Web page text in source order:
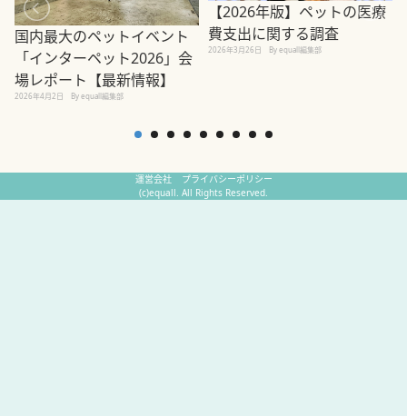
国内最大のペットイベント
「インターペット2026」会
場レポート【最新情報】
2026年4月2日 By equall編集部
【2026年版】ペットの医療
費支出に関する調査
2026年3月26日 By equall編集部
運営会社
プライバシーポリシー
(c)equall. All Rights Reserved.